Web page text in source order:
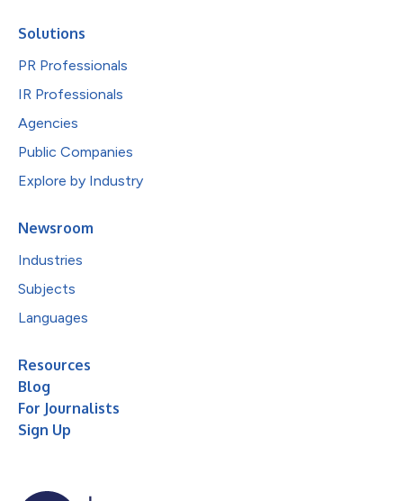
Solutions
PR Professionals
IR Professionals
Agencies
Public Companies
Explore by Industry
Newsroom
Industries
Subjects
Languages
Resources
Blog
For Journalists
Sign Up